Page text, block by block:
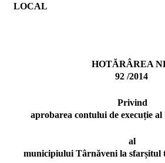
LOCAL
HOTĂRÂREA
92 /2014
Privind
aprobarea contului de execuție
al
municipiului Târnăveni la sfarșitul